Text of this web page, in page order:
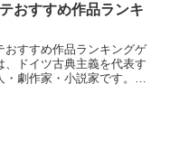
おすすめ作品ランキ
おすすめ作品ランキングゲ
、ドイツ古典主義を代表す
・劇作家・小説家です。